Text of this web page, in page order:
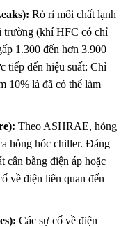
Rò rỉ môi chất lạnh
trường (khí HFC có chỉ
1.300 đến hơn 3.900
tiếp đến hiệu suất: Chỉ
10% là đã có thể làm
Theo ASHRAE, hỏng
hỏng hóc chiller. Đáng
cân bằng điện áp hoặc
về điện liên quan đến
Các sự cố về điện